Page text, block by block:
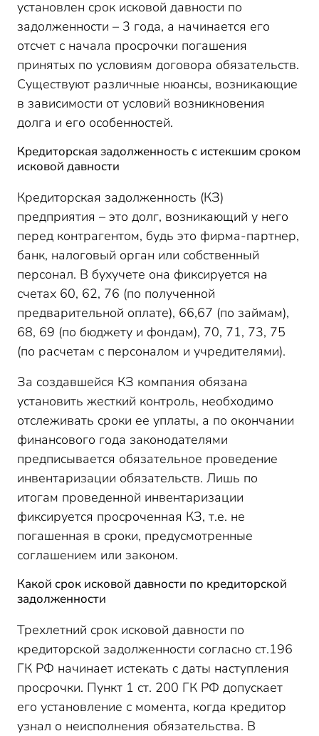
установлен срок исковой давности по
задолженности – 3 года, а начинается его
отсчет с начала просрочки погашения
принятых по условиям договора обязательств.
Существуют различные нюансы, возникающие
в зависимости от условий возникновения
долга и его особенностей.
Кредиторская задолженность с истекшим сроком
исковой давности
Кредиторская задолженность (КЗ)
предприятия – это долг, возникающий у него
перед контрагентом, будь это фирма-партнер,
банк, налоговый орган или собственный
персонал. В бухучете она фиксируется на
счетах 60, 62, 76 (по полученной
предварительной оплате), 66,67 (по займам),
68, 69 (по бюджету и фондам), 70, 71, 73, 75
(по расчетам с персоналом и учредителями).
За создавшейся КЗ компания обязана
установить жесткий контроль, необходимо
отслеживать сроки ее уплаты, а по окончании
финансового года законодателями
предписывается обязательное проведение
инвентаризации обязательств. Лишь по
итогам проведенной инвентаризации
фиксируется просроченная КЗ, т.е. не
погашенная в сроки, предусмотренные
соглашением или законом.
Какой срок исковой давности по кредиторской
задолженности
Трехлетний срок исковой давности по
кредиторской задолженности согласно ст.196
ГК РФ начинает истекать с даты наступления
просрочки. Пункт 1 ст. 200 ГК РФ допускает
его установление с момента, когда кредитор
узнал о неисполнения обязательства. В